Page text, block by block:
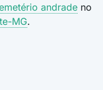
andradeno
MG.